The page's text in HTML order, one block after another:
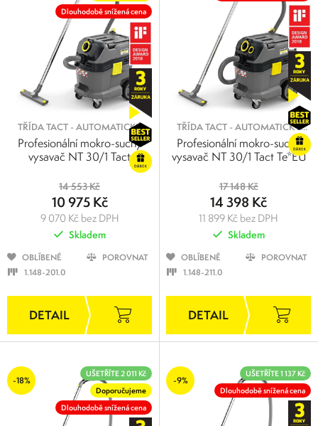
Dlouhodobě snížená cena
TŘÍDA TACT - AUTOMATICKÝ
OKLEP FILTRU PRO PRÁCI S
JEMNÝM PRACHEM
Profesionální mokro-suchý
vysavač NT 30/1 Tact
14 553 Kč
10 975 Kč
9 070 Kč bez DPH
Skladem
OBLÍBENÉ
POROVNAT
1.148-201.0
TŘÍDA TACT - AUTOMATICKÝ
OKLEP FILTRU PRO PRÁCI S
JEMNÝM PRACHEM
Profesionální mokro-suchý
vysavač NT 30/1 Tact Te*EU
17 148 Kč
14 398 Kč
11 899 Kč bez DPH
Skladem
OBLÍBENÉ
POROVNAT
1.148-211.0
-18%
UŠETŘÍTE 2 011 Kč
Doporučujeme
Dlouhodobě snížená cena
-9%
UŠETŘÍTE 1 137 Kč
Dlouhodobě snížená cena